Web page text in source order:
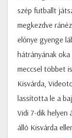
szép futballt
megkezdve
előnye gyenge
hátrányának
meccsel többet
Kisvárda,
lassította le a
Vidi 7-dik helyen
álló Kisvárda